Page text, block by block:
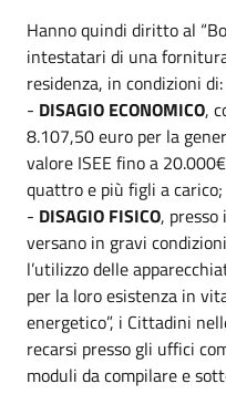
Hanno quindi diritto al
intestatari di una
residenza, in condizioni di:
- DISAGIO ECONOMICO,
8.107,50 euro per la
valore ISEE fino a
quattro e più figli a carico;
- DISAGIO FISICO,
versano in gravi
l’utilizzo delle
per la loro esistenza in
energetico”, i Cittadini
recarsi presso gli uffici
moduli da compilare e